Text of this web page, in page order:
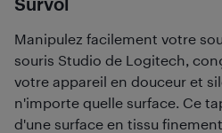
Manipulez facilement votre
souris Studio de Logitech,
votre appareil en douceur et
n'importe quelle surface. Ce
d'une surface en tissu